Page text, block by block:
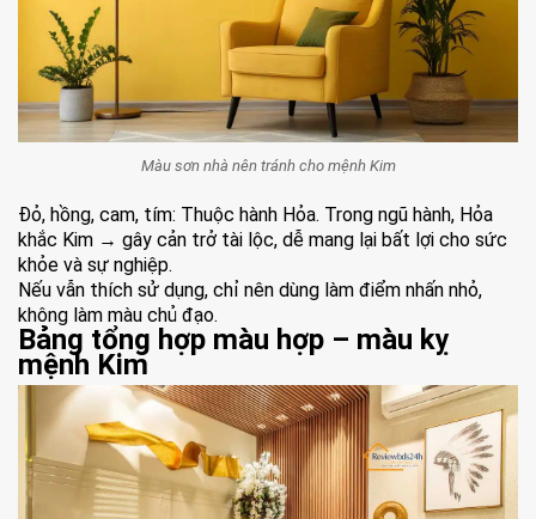
Màu sơn nhà nên tránh cho mệnh Kim
Đỏ, hồng, cam, tím: Thuộc hành Hỏa. Trong ngũ hành, Hỏa
khắc Kim → gây cản trở tài lộc, dễ mang lại bất lợi cho sức
khỏe và sự nghiệp.
Nếu vẫn thích sử dụng, chỉ nên dùng làm điểm nhấn nhỏ,
không làm màu chủ đạo.
Bảng tổng hợp màu hợp – màu kỵ
mệnh Kim